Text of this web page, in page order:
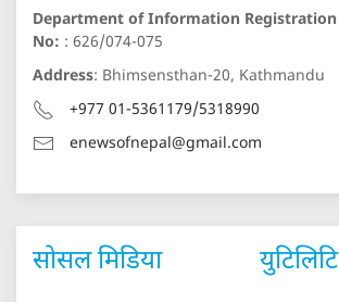
Department of Information Registration
No: : 626/074-075
Address: Bhimsensthan-20, Kathmandu
+977 01-5361179/5318990
enewsofnepal@gmail.com
सोसल मिडिया युटिलिटि